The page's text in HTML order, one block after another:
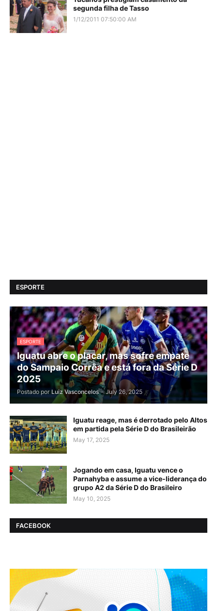
segunda filha de Tasso
1/12/2011 07:50:00 AM
ESPORTE
ESPORTE
Iguatu abre o placar, mas sofre empate
do Sampaio Corrêa e está fora da Série D
2025
Postado por Luiz Vasconcelos - July 26, 2025
Iguatu reage, mas é derrotado pelo Altos
em partida pela Série D do Brasileirão
May 17, 2025
Jogando em casa, Iguatu vence o
Parnahyba e assume a vice-liderança do
grupo A2 da Série D do Brasileiro
May 10, 2025
FACEBOOK